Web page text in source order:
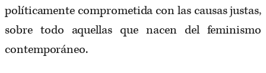
políticamente comprometida con las causas justas,
sobre todo aquellas que nacen del feminismo
contemporáneo.